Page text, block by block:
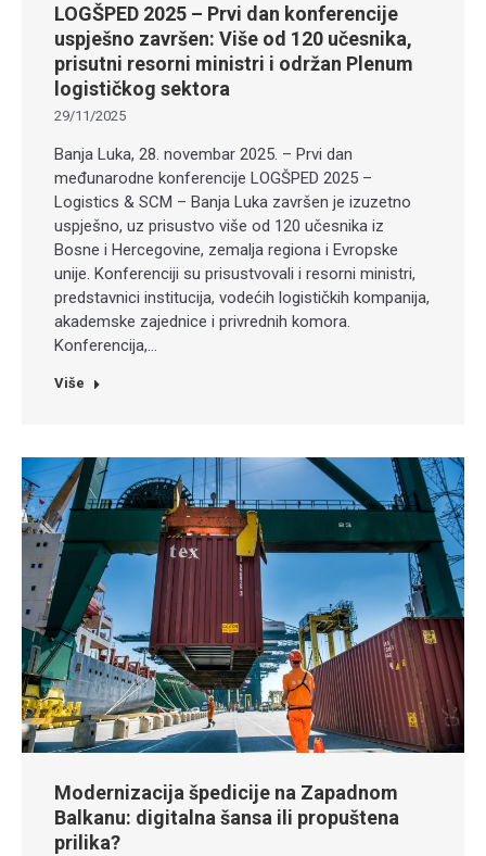
LOGŠPED 2025 – Prvi dan konferencije
uspješno završen: Više od 120 učesnika,
prisutni resorni ministri i održan Plenum
logističkog sektora
29/11/2025
Banja Luka, 28. novembar 2025. – Prvi dan
međunarodne konferencije LOGŠPED 2025 –
Logistics & SCM – Banja Luka završen je izuzetno
uspješno, uz prisustvo više od 120 učesnika iz
Bosne i Hercegovine, zemalja regiona i Evropske
unije. Konferenciji su prisustvovali i resorni ministri,
predstavnici institucija, vodećih logističkih kompanija,
akademske zajednice i privrednih komora.
Konferencija,…
Više
Modernizacija špedicije na Zapadnom
Balkanu: digitalna šansa ili propuštena
prilika?